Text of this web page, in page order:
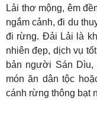
Lải thơ mộng, êm
ngắm cảnh, đi du
đi rừng. Đải Lải là
nhiên đẹp, dịch vụ
bản người Sán
món ăn dân tộc
cánh rừng thông bạt